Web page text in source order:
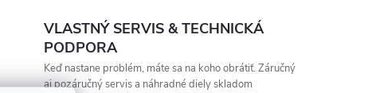
VLASTNÝ SERVIS & TECHNICKÁ
PODPORA
Keď nastane problém, máte sa na koho obrátiť. Záručný
aj pozáručný servis a náhradné diely skladom